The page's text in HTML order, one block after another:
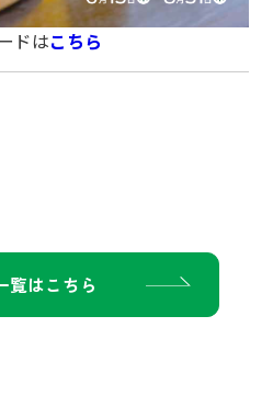
ドはこちら
覧はこちら